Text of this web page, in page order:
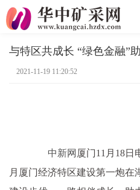
与特区共成长 “绿色金融”
2021-11-19 11:20:52
中新网 厦门11月18日
月厦门经济特区建设第一炮在